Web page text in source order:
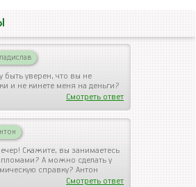
быть уверен, что вы не
и не кинете меня на деньги?
Смотреть ответ
Скажите, вы занимаетесь
А можно сделать у
справку? Антон
Смотреть ответ